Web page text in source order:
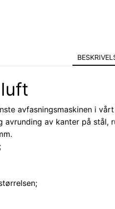
avfasningsmaskinen i
av kanter på